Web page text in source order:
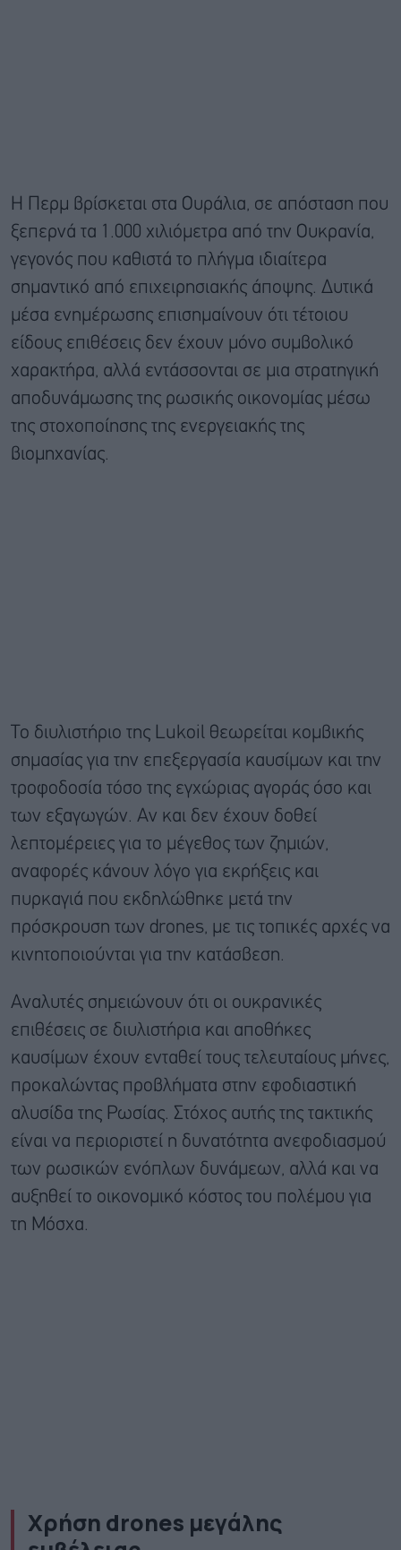
Η Περμ βρίσκεται στα Ουράλια, σε απόσταση που
ξεπερνά τα 1.000 χιλιόμετρα από την Ουκρανία,
γεγονός που καθιστά το πλήγμα ιδιαίτερα
σημαντικό από επιχειρησιακής άποψης. Δυτικά
μέσα ενημέρωσης επισημαίνουν ότι τέτοιου
είδους επιθέσεις δεν έχουν μόνο συμβολικό
χαρακτήρα, αλλά εντάσσονται σε μια στρατηγική
αποδυνάμωσης της ρωσικής οικονομίας μέσω
της στοχοποίησης της ενεργειακής της
βιομηχανίας.
Το διυλιστήριο της Lukoil θεωρείται κομβικής
σημασίας για την επεξεργασία καυσίμων και την
τροφοδοσία τόσο της εγχώριας αγοράς όσο και
των εξαγωγών. Αν και δεν έχουν δοθεί
λεπτομέρειες για το μέγεθος των ζημιών,
αναφορές κάνουν λόγο για εκρήξεις και
πυρκαγιά που εκδηλώθηκε μετά την
πρόσκρουση των drones, με τις τοπικές αρχές να
κινητοποιούνται για την κατάσβεση.
Αναλυτές σημειώνουν ότι οι ουκρανικές
επιθέσεις σε διυλιστήρια και αποθήκες
καυσίμων έχουν ενταθεί τους τελευταίους μήνες,
προκαλώντας προβλήματα στην εφοδιαστική
αλυσίδα της Ρωσίας. Στόχος αυτής της τακτικής
είναι να περιοριστεί η δυνατότητα ανεφοδιασμού
των ρωσικών ενόπλων δυνάμεων, αλλά και να
αυξηθεί το οικονομικό κόστος του πολέμου για
τη Μόσχα.
Χρήση drones μεγάλης